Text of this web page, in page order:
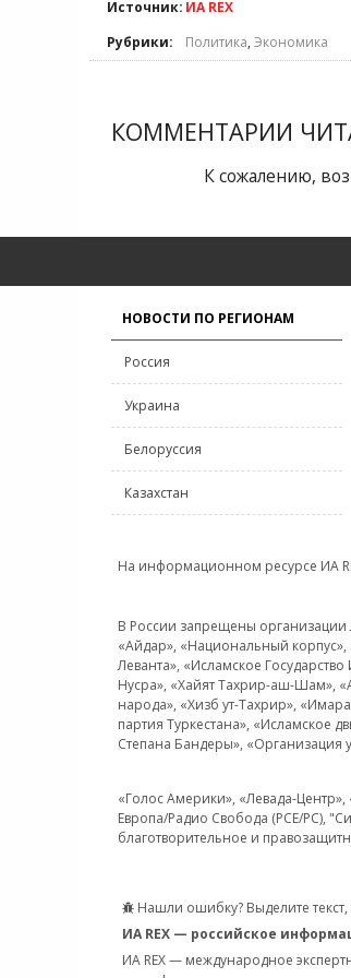
Источник: ИА REX
Рубрики:
Политика, Экономика
КОММЕНТАРИИ
К сожалению,
НОВОСТИ ПО РЕГИОНАМ
Россия
Украина
Белоруссия
Казахстан
На информационном ресурсе ИА
В России запрещены организации
«Айдар», «Национальный корпус»,
Леванта», «Исламское
Нусра», «Хайят Тахрир-аш-Шам»,
народа», «Хизб ут-Тахрир»,
партия Туркестана», «Исламское
Степана Бандеры»,
«Голос Америки», «Левада-
Европа/Радио Свобода (PCE/PC),
благотворительное и
Нашли ошибку? Выделите
ИА REX — российское
ИА REX — международное